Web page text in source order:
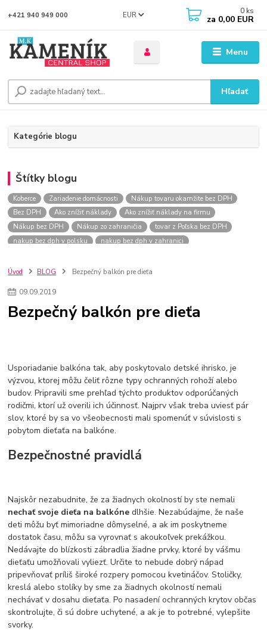
Menu
EUR
Hľadať
+421 940 949 000 0 ks
za 0,00 EUR
Kategórie blogu
Štítky blogu
Koberce Zariadenie domácnosti
Nákup tovaru okamžite bez DPH
Bez DPH
Ako znížiť náklady
Ako znížiť náklady na firmu
Nákup bez DPH
Nákup zo zahraničia
tovar z Poľska bez DPH
nakup bez dph v polsku
nakup bez dph v zahranici
nakupovanie na firmu bez dph
szco nakup bez dph
zlaté doplnky
Drezové batérie
Umyvadlové batérie
Kuchynské batérie
Jesenné trendy 2018
Dizajn interiériu
Doplnky do domácnosti
čalúnená textília
Poťahové látky
Poťahové látky na nábytok
Provence
Usporiadanie obývacej izby Nábytok Boxy a obedáre
Úvod BLOG Bezpečný balkón pre dieťa
09.09.2019
Bezpečný balkón pre dieťa
Usporiadanie balkóna tak, aby poskytovalo detské ihrisko, je
výzvou, ktorej môžu čeliť rôzne typy ochranných rohoží alebo
budov. Pripravili sme prehľad týchto produktov odporúčaných
rodičmi, ktorí už overili ich účinnosť. Najprv však treba uviesť pár
slov, ktoré by sa vo všeobecnosti mali spomenúť v súvislosti s
pobytom dieťaťa na balkóne.
Bezpečnostné pravidlá
Najskôr nezabudnite, že za žiadnych okolností by ste nemali
nechať svoje dieťa na balkónedlhšie. Nezabúdajme, že naše
deti môžu byť mimoriadne dômyselné, a ak im poskytneme
dostatok času, môžu sa vyrovnať s akoukoľvek prekážkou.
Nedávajte do blízkosti zábradlia žiadne prvky, ktoré by vášmu
dieťaťu umožňovali vyliezť. Určite to nebude dobrý nápad
pripevňovať príliš široké rozpery pomocou kvetináčov. Stoličky,
kreslá alebo stolíky by sme za žiadnych okolností nemali
nechávať v dosahu dieťaťa. Po nasadení ochranných krytov občas
skontrolujte, či sú dobre uchytené, a ak je to potrebné, vylepšite
svorky.